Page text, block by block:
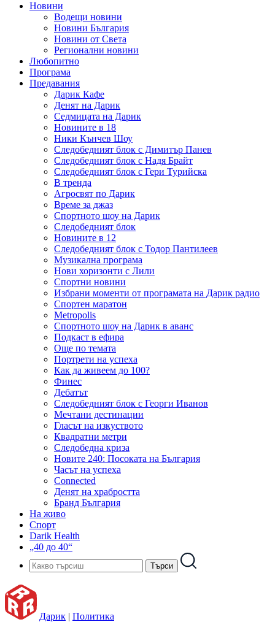
Новини
Водещи новини
Новини България
Новини от Света
Регионални новини
Любопитно
Програма
Предавания
Дарик Кафе
Денят на Дарик
Седмицата на Дарик
Новините в 18
Ники Кънчев Шоу
Следобедният блок с Димитър Панев
Следобедният блок с Надя Брайт
Следобедният блок с Гери Турийска
В тренда
Агросвят по Дарик
Време за джаз
Спортното шоу на Дарик
Следобедният блок
Новините в 12
Следобедният блок с Тодор Пантилеев
Музикална програма
Нови хоризонти с Лили
Спортни новини
Избрани моменти от програмата на Дарик радио
Спортен маратон
Metropolis
Спортното шоу на Дарик в аванс
Подкаст в ефира
Още по темата
Портрети на успеха
Как да живеем до 100?
Финес
Дебатът
Следобедният блок с Георги Иванов
Мечтани дестинации
Гласът на изкуството
Квадратни метри
Следобедна криза
Новите 240: Посоката на България
Часът на успеха
Connected
Денят на храбростта
Бранд България
На живо
Спорт
Darik Health
„40 до 40“
Дарик | Политика